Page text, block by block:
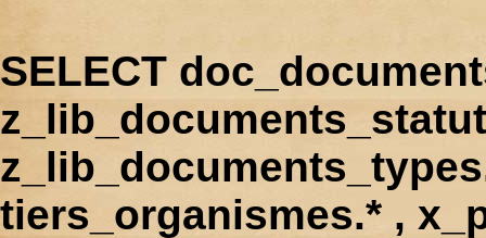
SELECT
tiers_organismes.* ,